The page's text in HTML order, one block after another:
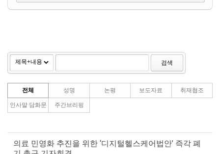
검색
전체 성명 논평 보도자료 취재협조
인사말·담화문 주간브리핑
의료 민영화 추진을 위한 ‘디지털헬스케어법안’ 즉각 폐